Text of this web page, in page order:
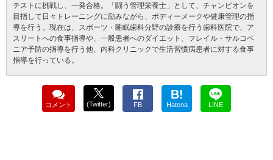
テストに挑戦し、一発合格。「闘う管理栄養士」として、チャンピオンを
目指して日々トレーニングに励みながら、ボディーメークや健康管理の指
導を行う。現在は、スポーツ・睡眠歯科分野の診療を行う歯科医院で、ア
スリートへの食事指導や、一般患者へのダイエット、フレイル・サルコペ
ニア予防の指導を行う他、内科クリニックで生活習慣病患者に対する食事
指導を行っている。
コメント (Twitter) FB
B!
Hatena LINE